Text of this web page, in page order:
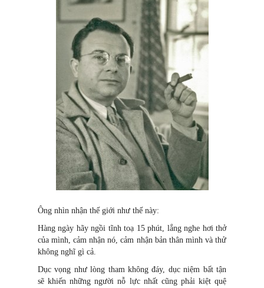
Ông nhìn nhận thế giới như thế này:
Hàng ngày hãy ngồi tĩnh toạ 15 phút, lắng nghe hơi thở
của mình, cảm nhận nó, cảm nhận bản thân mình và thử
không nghĩ gì cả.
Dục vọng như lòng tham không đáy, dục niệm bất tận
sẽ khiến những người nỗ lực nhất cũng phải kiệt quệ